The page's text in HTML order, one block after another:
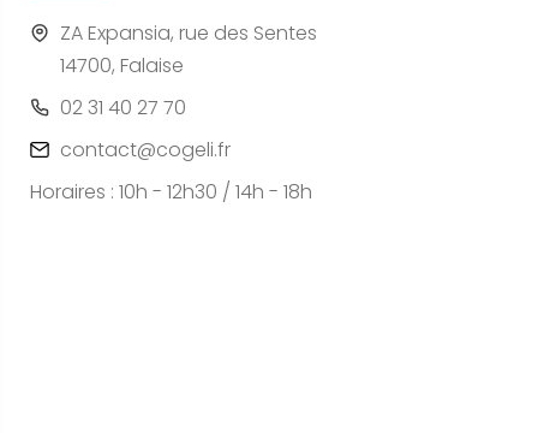
ZA Expansia, rue des Sentes
14700, Falaise
02 31 40 27 70
contact@cogeli.fr
Horaires : 10h - 12h30 / 14h - 18h